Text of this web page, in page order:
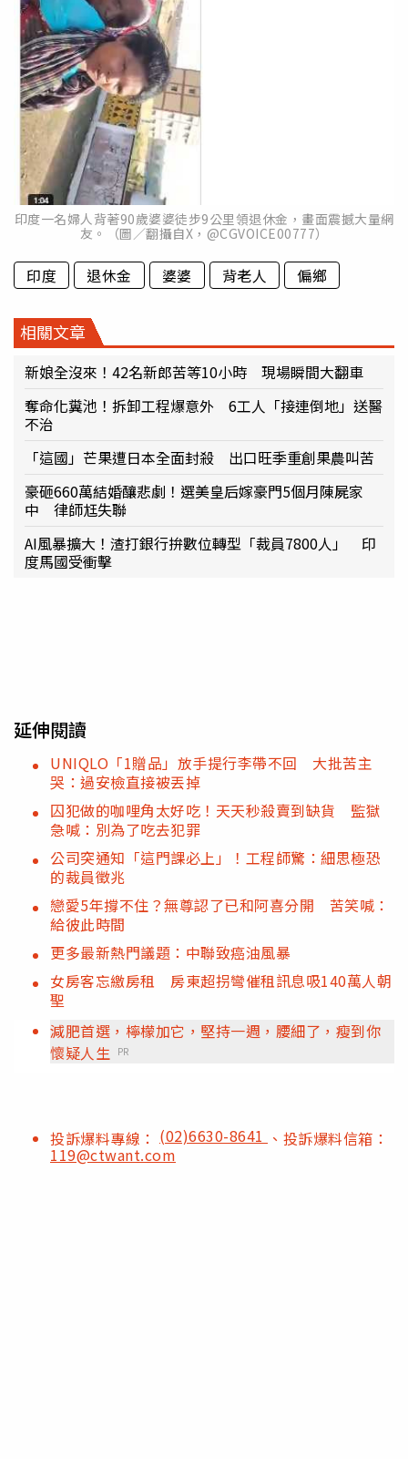
印度一名婦人背著90歲婆婆徒步9公里領退休金，畫面震撼大量網
友。（圖／翻攝自X，@CGVOICE00777）
印度 退休金 婆婆 背老人 偏鄉
相關文章
新娘全沒來！42名新郎苦等10小時 現場瞬間大翻車
奪命化糞池！拆卸工程爆意外 6工人「接連倒地」送醫
不治
「這國」芒果遭日本全面封殺 出口旺季重創果農叫苦
豪砸660萬結婚釀悲劇！選美皇后嫁豪門5個月陳屍家
中 律師尪失聯
AI風暴擴大！渣打銀行拚數位轉型「裁員7800人」 印
度馬國受衝擊
延伸閱讀
UNIQLO「1贈品」放手提行李帶不回 大批苦主
哭：過安檢直接被丟掉
囚犯做的咖哩角太好吃！天天秒殺賣到缺貨 監獄
急喊：別為了吃去犯罪
公司突通知「這門課必上」！工程師驚：細思極恐
的裁員徵兆
戀愛5年撐不住？無尊認了已和阿喜分開 苦笑喊：
給彼此時間
更多最新熱門議題：中聯致癌油風暴
女房客忘繳房租 房東超拐彎催租訊息吸140萬人朝
聖
減肥首選，檸檬加它，堅持一週，腰細了，瘦到你
懷疑人生 PR
投訴爆料專線： (02)6630-8641 、投訴爆料信箱：
119@ctwant.com